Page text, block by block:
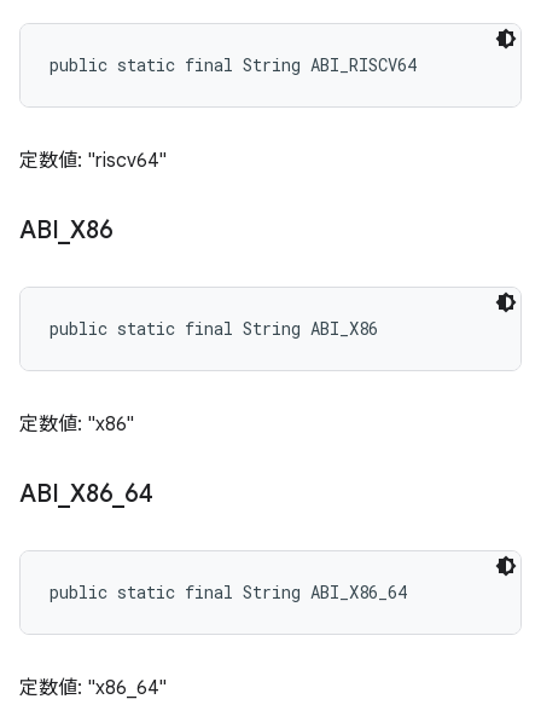
public static final String ABI_RISCV64
定数値: "riscv64"
ABI X86
public static final String ABI_X86
定数値: "x86"
ABI X86 64
public static final String ABI_X86_64
定数値: "x86_64"